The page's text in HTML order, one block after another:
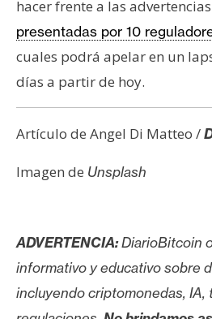
hacer frente a las advertencias
presentadas por 10
cuales podrá apelar en un
días a partir de hoy.
Artículo de Angel Di Matteo /
Imagen de Unsplash
ADVERTENCIA:DiarioBitcoin
informativo y educativo sobre
incluyendo criptomonedas, IA,